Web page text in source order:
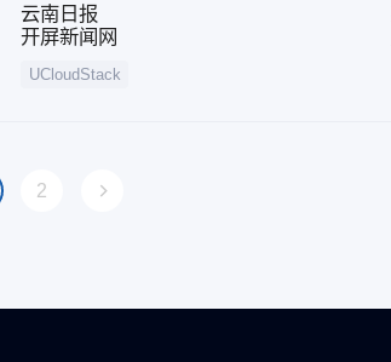
云南日报
开屏新闻网
UCloudStack
2